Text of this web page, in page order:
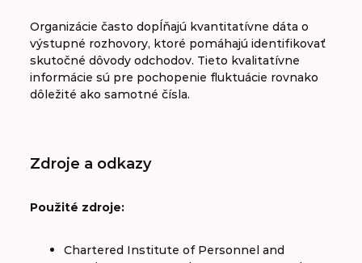
Organizácie často dopĺňajú kvantitatívne dáta o
výstupné rozhovory, ktoré pomáhajú identifikovať
skutočné dôvody odchodov. Tieto kvalitatívne
informácie sú pre pochopenie fluktuácie rovnako
dôležité ako samotné čísla.
Zdroje a odkazy
Použité zdroje:
Chartered Institute of Personnel and